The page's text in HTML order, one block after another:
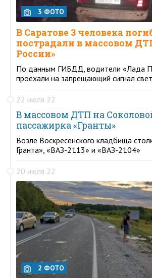
3 ФОТО
В Саратове 3 человека
пострадали в массовом
России»
По данным ГИБДД, водители «Лада
проехали на запрещающий сигнал
22 июля 22
В массовом ДТП на
пассажирка «Гранты»
Возле Воскресенского кладбища
Гранта», «ВАЗ-2113» и «ВАЗ-2104»
20 июля 22
2 ФОТО